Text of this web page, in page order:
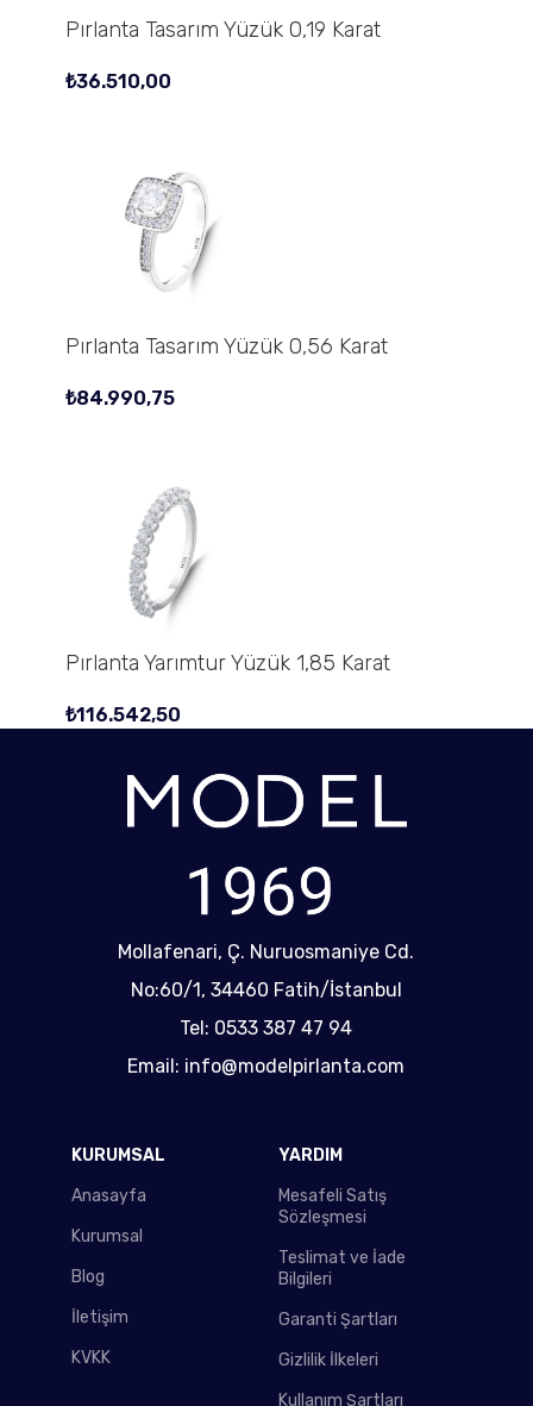
Pırlanta Tasarım Yüzük 0,19 Karat
₺36.510,00
Pırlanta Tasarım Yüzük 0,56 Karat
₺84.990,75
Pırlanta Yarımtur Yüzük 1,85 Karat
₺116.542,50
Mollafenari, Ç. Nuruosmaniye Cd.
No:60/1, 34460 Fatih/İstanbul
Tel: 0533 387 47 94
Email: info@modelpirlanta.com
KURUMSAL
Anasayfa
Kurumsal
Blog
İletişim
KVKK
YARDIM
Mesafeli Satış
Sözleşmesi
Teslimat ve İade
Bilgileri
Garanti Şartları
Gizlilik İlkeleri
Kullanım Şartları